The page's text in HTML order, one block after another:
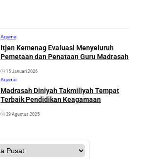
Agama
Itjen Kemenag Evaluasi Menyeluruh
Pemetaan dan Penataan Guru Madrasah
15 Januari 2026
Agama
Madrasah Diniyah Takmiliyah Tempat
Terbaik Pendidikan Keagamaan
29 Agustus 2025